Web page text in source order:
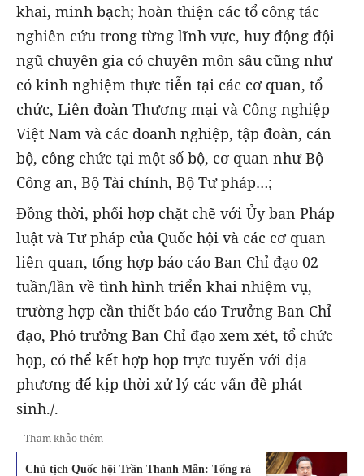
khai, minh bạch; hoàn thiện các tổ công tác
nghiên cứu trong từng lĩnh vực, huy động đội
ngũ chuyên gia có chuyên môn sâu cũng như
có kinh nghiệm thực tiễn tại các cơ quan, tổ
chức, Liên đoàn Thương mại và Công nghiệp
Việt Nam và các doanh nghiệp, tập đoàn, cán
bộ, công chức tại một số bộ, cơ quan như Bộ
Công an, Bộ Tài chính, Bộ Tư pháp…;
Đồng thời, phối hợp chặt chẽ với Ủy ban Pháp
luật và Tư pháp của Quốc hội và các cơ quan
liên quan, tổng hợp báo cáo Ban Chỉ đạo 02
tuần/lần về tình hình triển khai nhiệm vụ,
trường hợp cần thiết báo cáo Trưởng Ban Chỉ
đạo, Phó trưởng Ban Chỉ đạo xem xét, tổ chức
họp, có thể kết hợp họp trực tuyến với địa
phương để kịp thời xử lý các vấn đề phát
sinh./.
Tham khảo thêm
Chủ tịch Quốc hội Trần Thanh Mẫn: Tổng rà